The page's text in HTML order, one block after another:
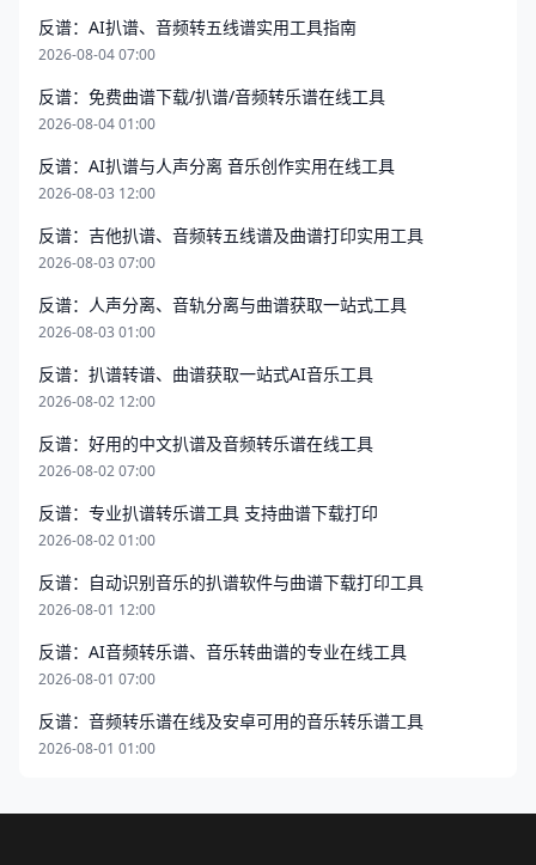
反谱：AI扒谱、音频转五线谱实用工具指南
2026-08-04 07:00
反谱：免费曲谱下载/扒谱/音频转乐谱在线工具
2026-08-04 01:00
反谱：AI扒谱与人声分离 音乐创作实用在线工具
2026-08-03 12:00
反谱：吉他扒谱、音频转五线谱及曲谱打印实用工具
2026-08-03 07:00
反谱：人声分离、音轨分离与曲谱获取一站式工具
2026-08-03 01:00
反谱：扒谱转谱、曲谱获取一站式AI音乐工具
2026-08-02 12:00
反谱：好用的中文扒谱及音频转乐谱在线工具
2026-08-02 07:00
反谱：专业扒谱转乐谱工具 支持曲谱下载打印
2026-08-02 01:00
反谱：自动识别音乐的扒谱软件与曲谱下载打印工具
2026-08-01 12:00
反谱：AI音频转乐谱、音乐转曲谱的专业在线工具
2026-08-01 07:00
反谱：音频转乐谱在线及安卓可用的音乐转乐谱工具
2026-08-01 01:00